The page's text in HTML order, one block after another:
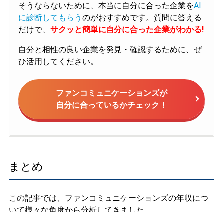
そうならないために、本当に自分に合った企業をAI
に診断してもらう のがおすすめです。質問に答える
だけで、 サクッと簡単に自分に合った企業がわかる!
自分と相性の良い企業を発見・確認するために、ぜ
ひ活用してください。
ファンコミュニケーションズが
自分に合っているかチェック！
まとめ
この記事では、ファンコミュニケーションズの年収につ
いて様々な角度から分析してきました。